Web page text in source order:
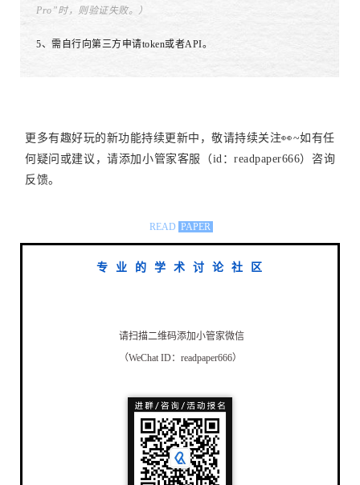
Pro”时，则验证失败。）
5、需自行向第三方申请token或者API。
更多有趣好玩的新功能持续更新中，敬请持续关注👀~如有任
何疑问或建议，请添加小管家客服（id：readpaper666）咨询
反馈。
READ PAPER
专 业 的 学 术 讨 论 社 区
请扫描二维码添加小管家微信
（WeChat ID：readpaper666）